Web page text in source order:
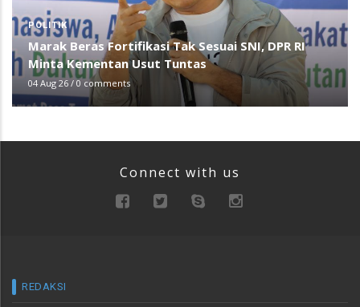
POLITIK
Marak Beras Fortifikasi Tak Sesuai SNI, DPR RI
Minta Kementan Usut Tuntas
04 Aug 26 / 0 comments
Connect with us
REDAKSI